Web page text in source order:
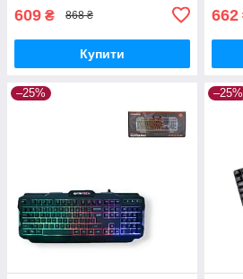
609 ₴ 868 ₴
Купити
662
–25% –25%